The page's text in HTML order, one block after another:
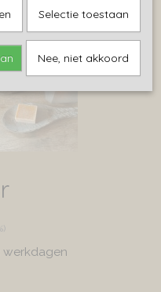
werkdagen
Selectie toestaan
Nee, niet akkoord